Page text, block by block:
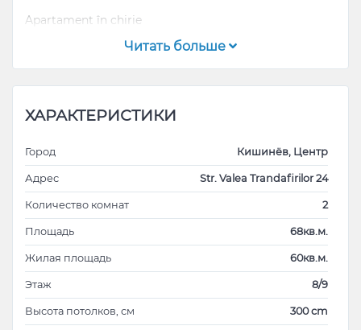
Apartament în chirie
Читать больше
ХАРАКТЕРИСТИКИ
Город Кишинёв, Центр
Адрес Str. Valea Trandafirilor 24
Количество комнат 2
Площадь 68кв.м.
Жилая площадь 60кв.м.
Этаж 8/9
Высота потолков, см 300 cm